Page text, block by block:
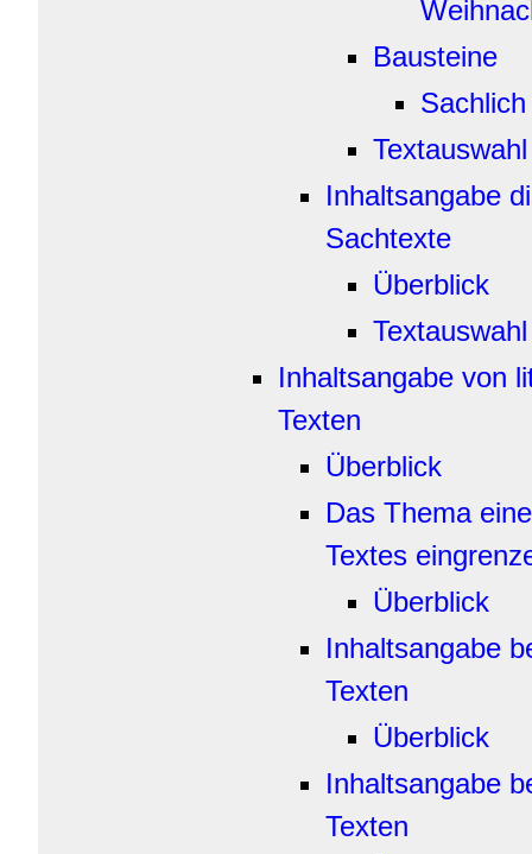
Bausteine
Textauswahl
Inhaltsangabe
Sachtexte
Überblick
Textauswahl
Inhaltsangabe von
Texten
Überblick
Das Thema
Textes
Überblick
Inhaltsangabe
Texten
Überblick
Inhaltsangabe
Texten